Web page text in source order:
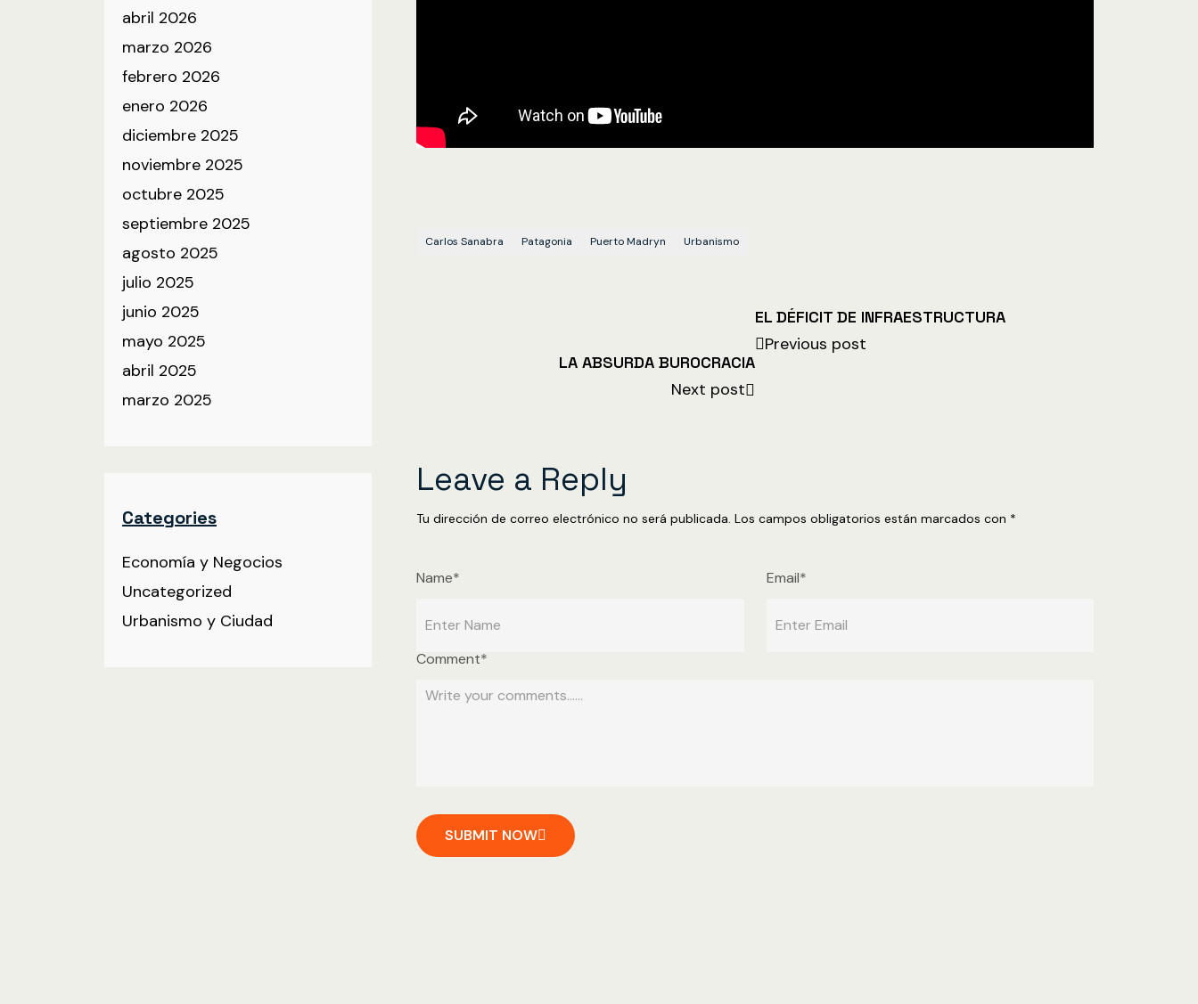
abril 2026
marzo 2026
febrero 2026
enero 2026
diciembre 2025
noviembre 2025
octubre 2025
septiembre 2025
agosto 2025
julio 2025
junio 2025
mayo 2025
abril 2025
marzo 2025
Categories
Economía y Negocios
Uncategorized
Urbanismo y Ciudad
Carlos Sanabra Patagonia Puerto Madryn Urbanismo
EL DÉFICIT DE INFRAESTRUCTURA
Previous post
LA ABSURDA BUROCRACIA
Next post
Leave a Reply
Tu dirección de correo electrónico no será publicada. Los campos obligatorios están marcados con *
Comment*
Name* Email*
SUBMIT NOW